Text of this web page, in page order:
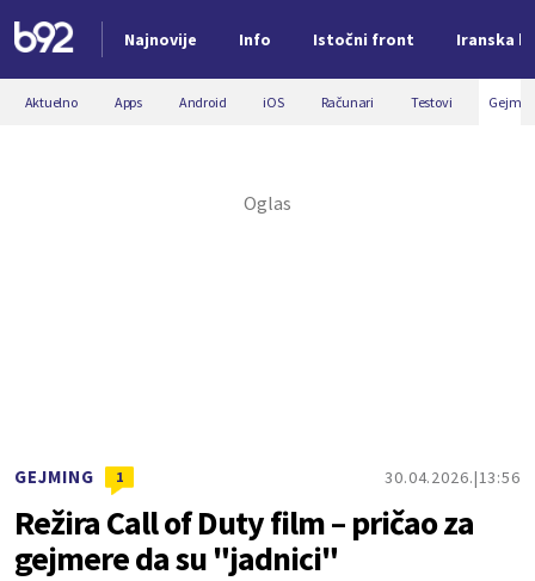
Najnovije Info Istočni front Iranska
Nova vest
Aktuelno Apps Android iOS Računari Testovi
GEJMING 1 30.04.2026. 13:56
Režira Call of Duty film – pričao za
gejmere da su "jadnici"